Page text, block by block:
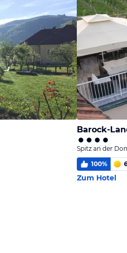
Barock-
Spitz an der
100%
Zum Hotel